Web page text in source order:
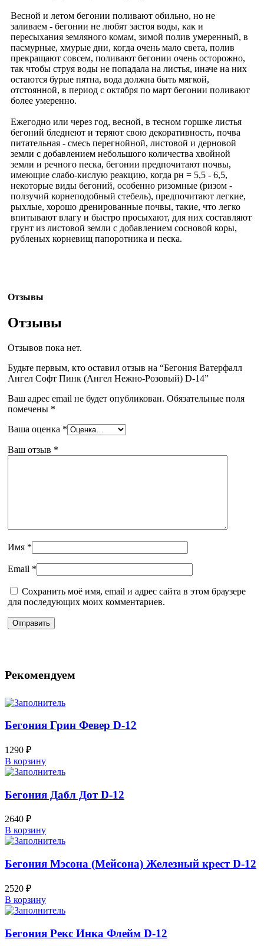
Весной и летом бегонии поливают обильно, но не
заливаем - бегонии не любят застоя воды, как и
пересыхания земляного комам, зимой полив умеренный, в
пасмурные, хмурые дни, когда очень мало света, полив
прекращают совсем, поливают бегонии очень осторожно,
так чтобы струя воды не попадала на листья, иначе на них
остаются бурые пятна, вода должна быть мягкой,
отстоянной, в период с октября по март бегонии поливают
более умеренно.
Ежегодно или через год, весной, в тесном горшке листья
бегоний бледнеют и теряют свою декоративность, почва
питательная - смесь перегнойной, листовой и дерновой
земли с добавлением небольшого количества хвойной
земли и речного песка, бегонии предпочитают почвы,
имеющие слабо-кислую реакцию, когда рн = 5,5 - 6,5,
некоторые виды бегоний, особенно ризомные (ризом -
ползучий корнеподобный стебель), предпочитают легкие,
рыхлые, хорошо дренированные почвы, такие, что легко
впитывают влагу и быстро просыхают, для них составляют
грунт из листовой земли с добавлением сосновой коры,
рубленых корневищ папоротника и песка.
Отзывы
Отзывы
Отзывов пока нет.
Будьте первым, кто оставил отзыв на “Бегония Ватерфалл
Ангел Софт Пинк (Ангел Нежно-Розовый) D-14”
Ваш адрес email не будет опубликован. Обязательные поля
помечены *
Ваша оценка *
Ваш отзыв *
Имя *
Email *
Сохранить моё имя, email и адрес сайта в этом браузере
для последующих моих комментариев.
Рекомендуем
Бегония Грин Февер D-12
1290 ₽
В корзину
Бегония Дабл Дот D-12
2640 ₽
В корзину
Бегония Мэсона (Мейсона) Железный крест D-12
2520 ₽
В корзину
Бегония Рекс Инка Флейм D-12